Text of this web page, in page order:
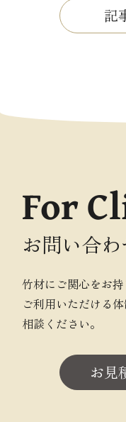
記
For
お問い合わ
竹材にご関心をお
ご利用いただける
相談ください。
お見